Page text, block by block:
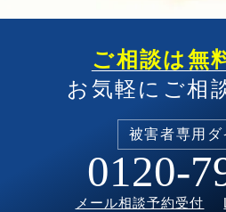
ご相談は無
お気軽にご相
被害者専用
0120-
メール相談予約受付